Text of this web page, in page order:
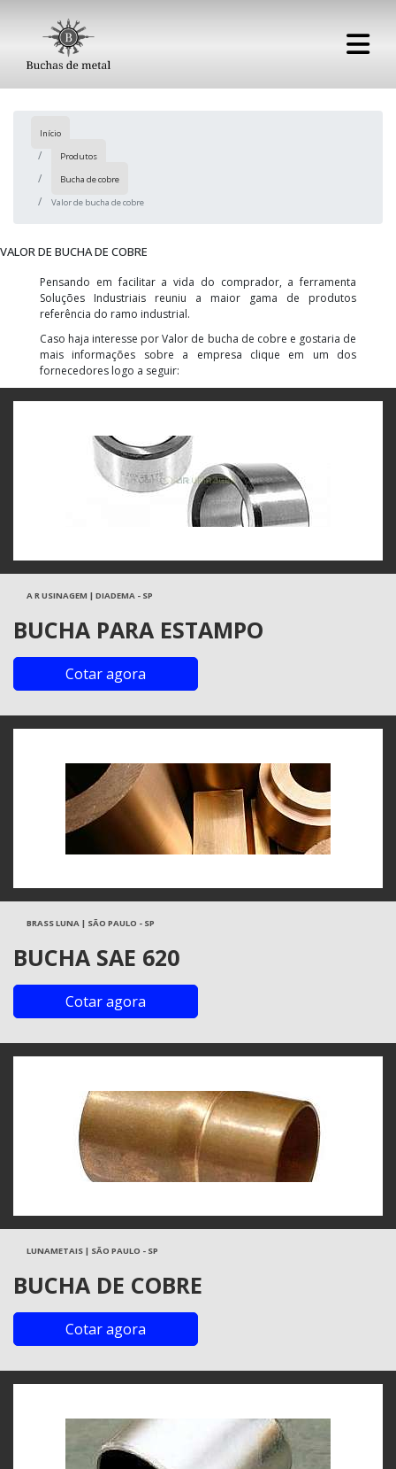
Início
Produtos
Bucha de cobre
Valor de bucha de cobre
VALOR DE BUCHA DE COBRE
Pensando em facilitar a vida do comprador, a ferramenta
Soluções Industriais reuniu a maior gama de produtos
referência do ramo industrial.
Caso haja interesse por Valor de bucha de cobre e gostaria de
mais informações sobre a empresa clique em um dos
fornecedores logo a seguir:
A R USINAGEM | DIADEMA - SP
BUCHA PARA ESTAMPO
Cotar agora
BRASS LUNA | SÃO PAULO - SP
BUCHA SAE 620
Cotar agora
LUNAMETAIS | SÃO PAULO - SP
BUCHA DE COBRE
Cotar agora